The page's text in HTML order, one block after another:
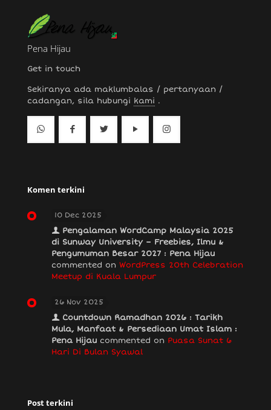
Pena Hijau
Get in touch
Sekiranya ada maklumbalas / pertanyaan /
cadangan, sila hubungi kami .
Komen terkini
10 Dec 2025
Pengalaman WordCamp Malaysia 2025
di Sunway University – Freebies, Ilmu &
Pengumuman Besar 2027 : Pena Hijau
commented on WordPress 20th Celebration
Meetup di Kuala Lumpur
26 Nov 2025
Countdown Ramadhan 2026 : Tarikh
Mula, Manfaat & Persediaan Umat Islam :
Pena Hijau commented on Puasa Sunat 6
Hari Di Bulan Syawal
Post terkini